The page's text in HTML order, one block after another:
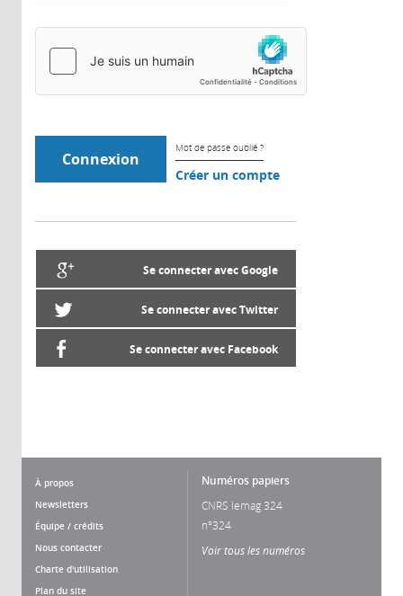
Mot de passe oublié ?
Créer un compte
Se connecter avec Google
Se connecter avec Twitter
Se connecter avec Facebook
À propos
Newsletters
Équipe / crédits
Nous contacter
Charte d'utilisation
Plan du site
Numéros papiers
CNRS lemag 324
n°324
Voir tous les numéros